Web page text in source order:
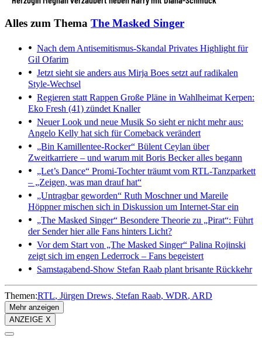
Alles zum Thema The Masked Singer
Nach dem Antisemitismus-Skandal Privates Highlight für
Gil Ofarim
Jetzt sieht sie anders aus Mirja Boes setzt auf radikalen
Style-Wechsel
Regieren statt Rappen Große Pläne in Wahlheimat Kerpen:
Eko Fresh (41) zündet Knaller
Neuer Look und neue Musik So sieht er nicht mehr aus:
Angelo Kelly hat sich für Comeback verändert
„Bin Kamillentee-Rocker“ Bülent Ceylan über
Zweitkarriere – und warum mit Boris Becker alles begann
„Let’s Dance“ Promi-Tochter träumt vom RTL-Tanzparkett
– „Zeigen, was man drauf hat“
„Untragbar geworden“ Ruth Moschner und Mareile
Höppner mischen sich in Diskussion um Internet-Star ein
„The Masked Singer“ Besondere Theorie zu „Pirat“: Führt
der Sender hier alle Fans hinters Licht?
Vor dem Start von „The Masked Singer“ Palina Rojinski
zeigt sich im engen Lederrock – Fans begeistert
Samstagabend-Show Stefan Raab plant brisante Rückkehr
Themen:RTL Jürgen Drews Stefan Raab WDR ARD
Mehr anzeigen
ANZEIGE X